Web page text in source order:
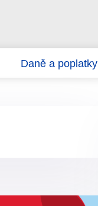
Daně a poplatky